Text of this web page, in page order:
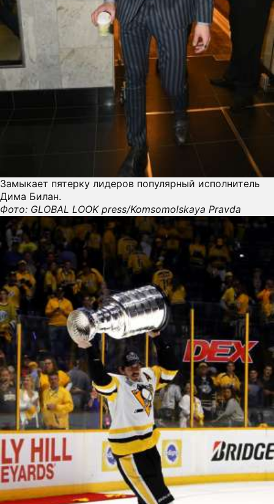
Замыкает пятерку лидеров популярный исполнитель
Дима Билан.
Фото: GLOBAL LOOK press/Komsomolskaya Pravda